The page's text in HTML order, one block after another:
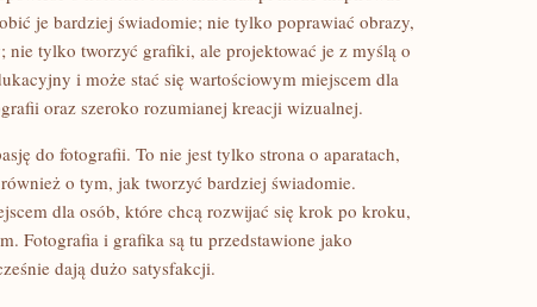
je bardziej świadomie; nie tylko poprawiać obrazy,
nie tylko tworzyć grafiki, ale projektować je z myślą o
i może stać się wartościowym miejscem dla
oraz szeroko rozumianej kreacji wizualnej.
do fotografii. To nie jest tylko strona o aparatach,
o tym, jak tworzyć bardziej świadomie.
dla osób, które chcą rozwijać się krok po kroku,
Fotografia i grafika są tu przedstawione jako
dają dużo satysfakcji.